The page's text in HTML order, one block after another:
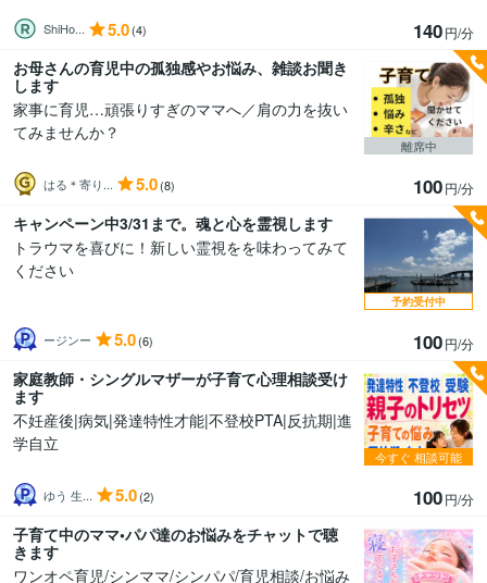
ShiHo... 5.0(4) 140円/分
お母さんの育児中の孤独感やお悩み、雑談お聞き
します
家事に育児…頑張りすぎのママへ／肩の力を抜い
てみませんか？
はる＊寄り... 5.0(8) 100円/分
離席中
キャンペーン中3/31まで。魂と心を霊視します
トラウマを喜びに！新しい霊視をを味わってみて
ください
ージンー 5.0(6) 100円/分
予約受付中
家庭教師・シングルマザーが子育て心理相談受け
ます
不妊産後|病気|発達特性才能|不登校PTA|反抗期|進
学自立
ゆう 生... 5.0(2) 100円/分
今すぐ 相談可能
子育て中のママ•パパ達のお悩みをチャットで聴
きます
ワンオペ育児/シンママ/シンパパ/育児相談/お悩み